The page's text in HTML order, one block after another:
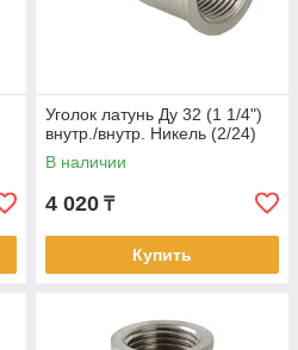
Уголок латунь Ду 32 (1 1/4")
внутр./внутр. Никель (2/24)
В наличии
4 020 ₸
Купить